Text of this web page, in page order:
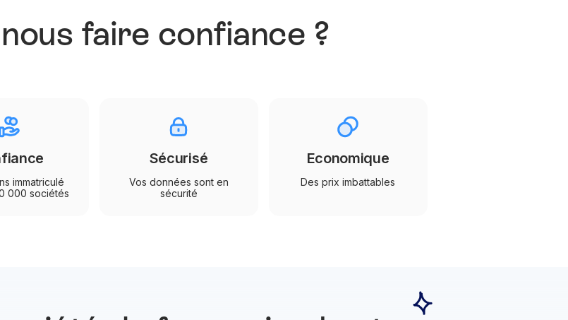
faire confiance ?
immatriculé
000 sociétés
Sécurisé
Vos données sont en
sécurité
Economique
Des prix imbattables